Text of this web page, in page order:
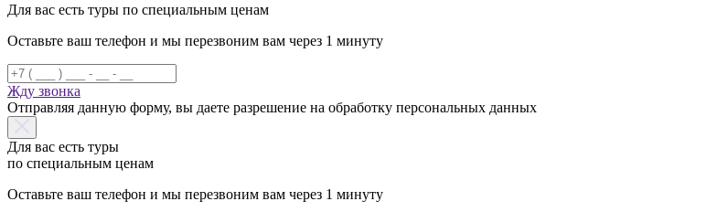
Для вас есть туры по специальным ценам
Оставьте ваш телефон и мы перезвоним вам через 1 минуту
Жду звонка
Отправляя данную форму, вы даете разрешение на обработку персональных данных
Для вас есть туры
по специальным ценам
Оставьте ваш телефон и мы перезвоним вам через 1 минуту